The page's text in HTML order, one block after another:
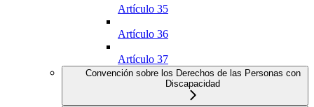
Artículo 35
Artículo 36
Artículo 37
Convención sobre los Derechos de las Personas con
Discapacidad